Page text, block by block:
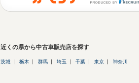
近くの県から中古車販売店を探す
茨城 栃木 群馬 埼玉 千葉 東京 神奈川